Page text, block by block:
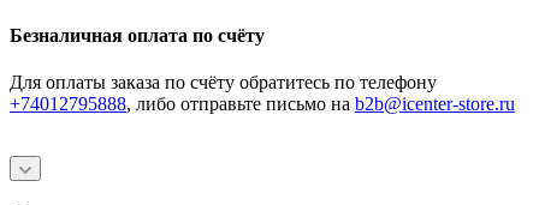
Безналичная оплата по счёту
Для оплаты заказа по счёту обратитесь по телефону
+74012795888, либо отправьте письмо на b2b@icenter-store.ru